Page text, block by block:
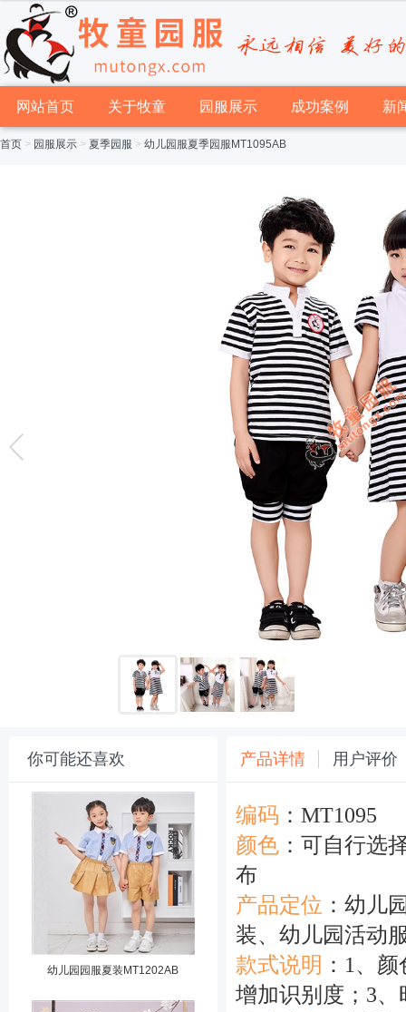
网站首页 关于牧童 园服展示 成功案例 新
首页 > 园服展示 > 夏季园服 > 幼儿园服夏季园服MT1095AB
你可能还喜欢
幼儿园园服夏装MT1202AB
产品详情 用户评价
编码 ：MT1095
颜色 ：可自行
布
产品定位 ：幼儿
装、幼儿园活动
款式说明 ：1、
增加识别度；3